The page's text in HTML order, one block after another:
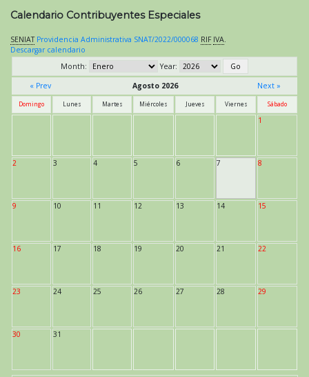
Calendario Contribuyentes Especiales
SENIAT Providencia Administrativa SNAT/2022/000068 RIF IVA
Descargar calendario
Month:
Year:
« Prev
Agosto 2026 Next »
Domingo Lunes Martes Miércoles Jueves Viernes Sábado
1
2 3 4 5 6 7 8
9 10 11 12 13 14 15
16 17 18 19 20 21 22
23 24 25 26 27 28 29
30 31